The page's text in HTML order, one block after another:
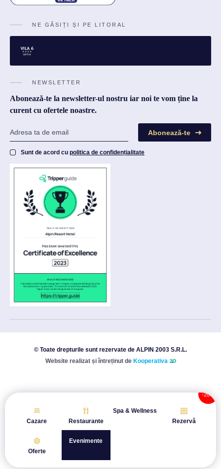
NE GĂSIȚI ȘI PE LITORAL
NEWSLETTER
Abonează-te la newsletter-ul nostru iar noi te vom ține la
curent cu ofertele noastre.
Abonează-te
Sunt de acord cu politica de confidențialitate
© Toate drepturile sunt rezervate de ALPIN 2003 S.R.L.
Website realizat și întreținut de Kooperativa
Cazare Restaurante
Spa & Wellness
Rezervă
Oferte
Evenimente